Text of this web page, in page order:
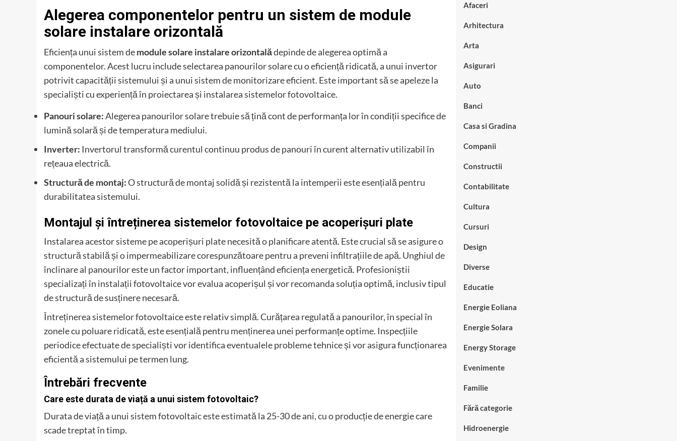
Alegerea componentelor pentru un sistem de module
solare instalare orizontală
Eficiența unui sistem demodule solare instalare orizontalădepinde de alegerea optimă a
componentelor. Acest lucru include selectarea panourilor solare cu o eficiență ridicată, a unui invertor
potrivit capacității sistemului și a unui sistem de monitorizare eficient. Este important să se apeleze la
specialiști cu experiență în proiectarea și instalarea sistemelor fotovoltaice.
Panouri solare:Alegerea panourilor solare trebuie să țină cont de performanța lor în condiții specifice de
lumină solară și de temperatura mediului.
Inverter: Invertorul transformă curentul continuu produs de panouri în curent alternativ utilizabil în
rețeaua electrică.
Structură de montaj:O structură de montaj solidă și rezistentă la intemperii este esențială pentru
durabilitatea sistemului.
Montajul și întreținerea sistemelor fotovoltaice pe acoperișuri plate
Instalarea acestor sisteme pe acoperișuri plate necesită o planificare atentă. Este crucial să se asigure o
structură stabilă și o impermeabilizare corespunzătoare pentru a preveni infiltrațiile de apă. Unghiul de
înclinare al panourilor este un factor important, influențând eficiența energetică. Profesioniștii
specializați în instalații fotovoltaice vor evalua acoperișul și vor recomanda soluția optimă, inclusiv tipul
de structură de susținere necesară.
Întreținerea sistemelor fotovoltaice este relativ simplă. Curățarea regulată a panourilor, în special în
zonele cu poluare ridicată, este esențială pentru menținerea unei performanțe optime. Inspecțiile
periodice efectuate de specialiști vor identifica eventualele probleme tehnice și vor asigura funcționarea
eficientă a sistemului pe termen lung.
Întrebări frecvente
Care este durata de viață a unui sistem fotovoltaic?
Durata de viață a unui sistem fotovoltaic este estimată la 25-30 de ani, cu o producție de energie care
scade treptat în timp.
Afaceri
Arhitectura
Arta
Asigurari
Auto
Banci
Casa si Gradina
Companii
Constructii
Contabilitate
Cultura
Cursuri
Design
Diverse
Educatie
Energie Eoliana
Energie Solara
Energy Storage
Evenimente
Familie
Fără categorie
Hidroenergie